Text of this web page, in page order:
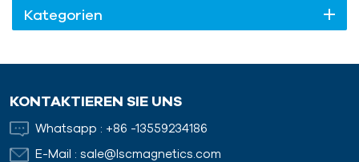
Kategorien
KONTAKTIEREN SIE UNS
Whatsapp : +86 -13559234186
E-Mail : sale@lscmagnetics.com